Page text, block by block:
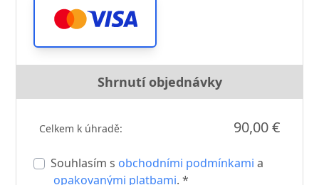
Shrnutí objednávky
Celkem k úhradě: 90,00 €
Souhlasím s obchodními podmínkami a
opakovanými platbami. *